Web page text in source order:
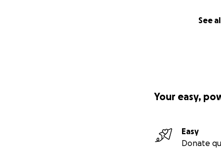
See
Your easy,
Easy
Donate